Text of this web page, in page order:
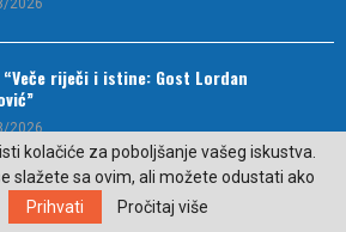
“Veče riječi i istine: Gost Lordan
2026
direktor postao prvi uzgajivač autohtonog
kolačiće za poboljšanje vašeg iskustva.
slažete sa ovim, ali možete odustati ako
Prihvati Pročitaj više